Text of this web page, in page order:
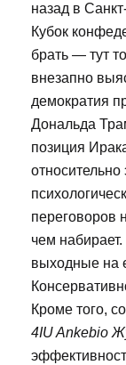
назад в
Кубок
брать — тут
внезапно
демократия
Дональда
позиция
относительно
переговоров
чем
выходные на
Кроме того,
4IU Ankebio